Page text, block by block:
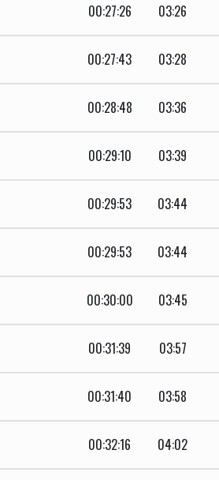
00:27:26 03:26
00:27:43 03:28
00:28:48 03:36
00:29:10 03:39
00:29:53 03:44
00:29:53 03:44
00:30:00 03:45
00:31:39 03:57
00:31:40 03:58
00:32:16 04:02